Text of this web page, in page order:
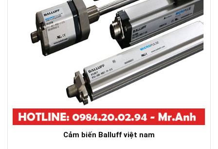
Cảm biến Balluff việt nam